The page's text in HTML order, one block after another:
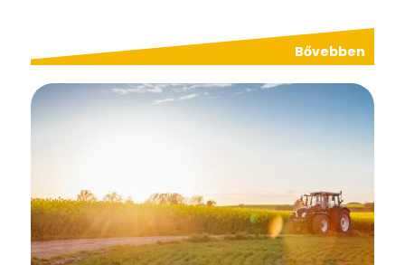
Bővebben